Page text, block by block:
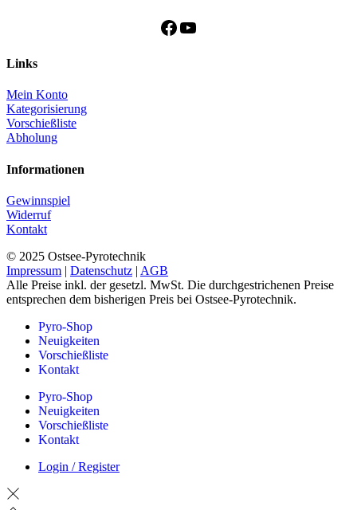
Facebook
YouTube
Links
Mein Konto
Kategorisierung
Vorschießliste
Abholung
Informationen
Gewinnspiel
Widerruf
Kontakt
© 2025 Ostsee-Pyrotechnik
Impressum | Datenschutz | AGB
Alle Preise inkl. der gesetzl. MwSt. Die durchgestrichenen Preise
entsprechen dem bisherigen Preis bei Ostsee-Pyrotechnik.
Pyro-Shop
Neuigkeiten
Vorschießliste
Kontakt
Pyro-Shop
Neuigkeiten
Vorschießliste
Kontakt
Login / Register